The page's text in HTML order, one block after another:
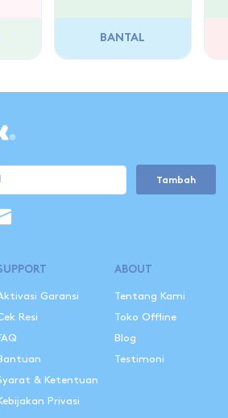
BANTAL
Tambah
Garansi
Resi
& Ketentuan
Privasi
ABOUT
Tentang Kami
Toko Offline
Blog
Testimoni